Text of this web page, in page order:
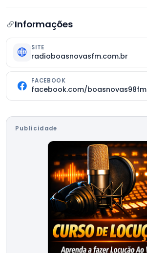
Informações
SITE
radioboasnovasfm.com.br
FACEBOOK
facebook.com/boasnovas98fm
Publicidade